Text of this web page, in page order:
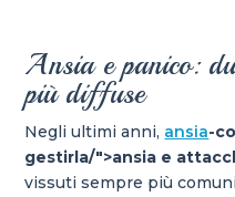
Ansia e panico:
più diffuse
Negli ultimi anni, ansia-
gestirla/">ansia e
vissuti sempre più